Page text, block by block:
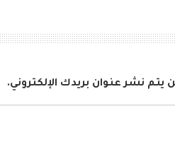
يتم نشر عنوان بريدك الإلكتروني.